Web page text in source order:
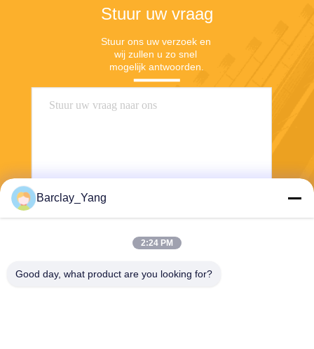
Stuur uw vraag
Stuur ons uw verzoek en
wij zullen u zo snel
mogelijk antwoorden.
Barclay_Yang
2:24 PM
Good day, what product are you looking for?